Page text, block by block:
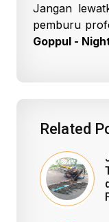
Jangan
pemburu
Goppul -
Related